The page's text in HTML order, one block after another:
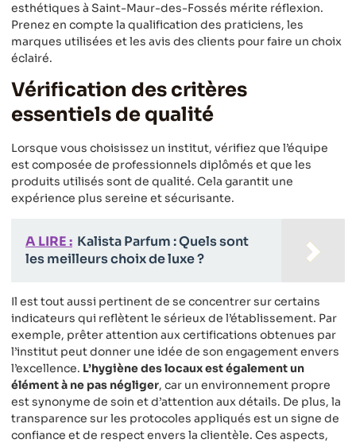
esthétiques à Saint-Maur-des-Fossés mérite réflexion.
Prenez en compte la qualification des praticiens, les
marques utilisées et les avis des clients pour faire un choix
éclairé.
Vérification des critères
essentiels de qualité
Lorsque vous choisissez un institut, vérifiez que l’équipe
est composée de professionnels diplômés et que les
produits utilisés sont de qualité. Cela garantit une
expérience plus sereine et sécurisante.
A LIRE : Kalista Parfum : Quels sont
les meilleurs choix de luxe ?
Il est tout aussi pertinent de se concentrer sur certains
indicateurs qui reflètent le sérieux de l’établissement. Par
exemple, prêter attention aux certifications obtenues par
l’institut peut donner une idée de son engagement envers
l’excellence. L’hygiène des locaux est également un
élément à ne pas négliger, car un environnement propre
est synonyme de soin et d’attention aux détails. De plus, la
transparence sur les protocoles appliqués est un signe de
confiance et de respect envers la clientèle. Ces aspects,